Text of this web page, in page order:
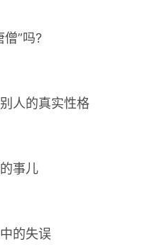
”吗?
人的真实性格
事儿
的失误